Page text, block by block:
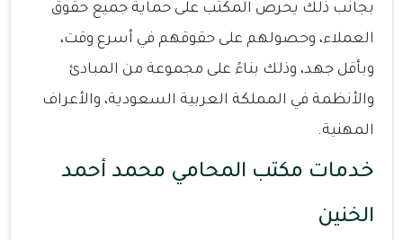
بجانب ذلك يحرص المكتب على حماية جميع حقوق
العملاء، وحصولهم على حقوقهم في أسرع وقت،
وبأقل جهد، وذلك بناءً على مجموعة من المبادئ
والأنظمة في المملكة العربية السعودية، والأعراف
المهنية.
خدمات مكتب المحامي محمد أحمد
الخنين